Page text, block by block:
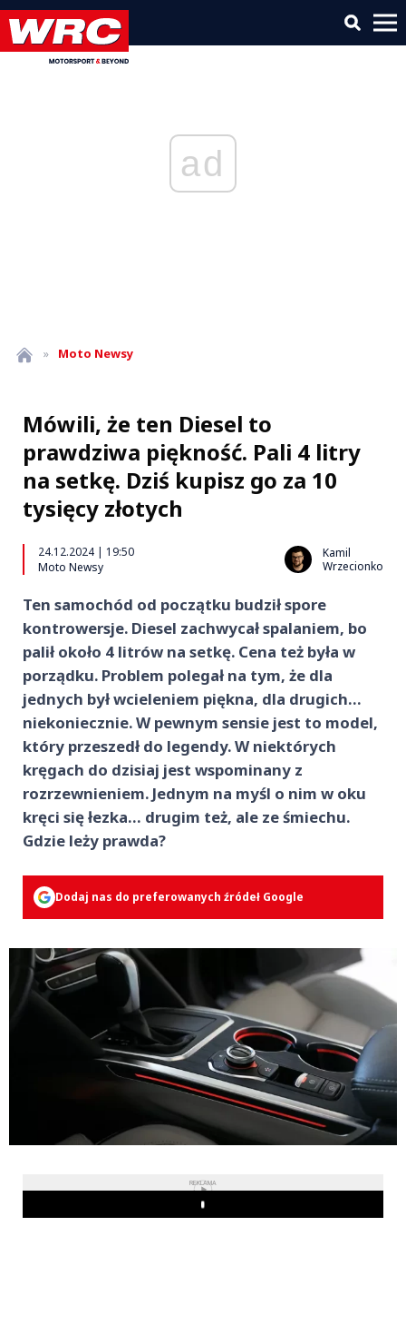
ad
» Moto Newsy
Mówili, że ten Diesel to
prawdziwa piękność. Pali 4 litry
na setkę. Dziś kupisz go za 10
tysięcy złotych
24.12.2024 | 19:50
Moto Newsy
Kamil
Wrzecionko
Ten samochód od początku budził spore
kontrowersje. Diesel zachwycał spalaniem, bo
palił około 4 litrów na setkę. Cena też była w
porządku. Problem polegał na tym, że dla
jednych był wcieleniem piękna, dla drugich…
niekoniecznie. W pewnym sensie jest to model,
który przeszedł do legendy. W niektórych
kręgach do dzisiaj jest wspominany z
rozrzewnieniem. Jednym na myśl o nim w oku
kręci się łezka… drugim też, ale ze śmiechu.
Gdzie leży prawda?
Dodaj nas do preferowanych źródeł Google
REKLAMA
Play